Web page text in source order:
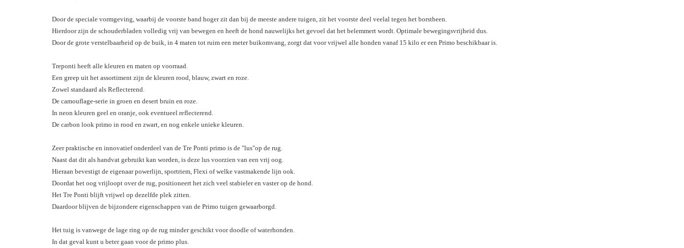
Door de speciale vormgeving, waarbij de voorste band hoger zit dan bij de meeste andere tuigen, zit het voorste deel veelal tegen het borstbeen.
Hierdoor zijn de schouderbladen volledig vrij van bewegen en heeft de hond nauwelijks het gevoel dat het belemmert wordt. Optimale bewegingsvrijheid dus.
Door de grote verstelbaarheid op de buik, in 4 maten tot ruim een meter buikomvang, zorgt dat voor vrijwel alle honden vanaf 15 kilo er een Primo beschikbaar is.
Treponti heeft alle kleuren en maten op voorraad.
Een greep uit het assortiment zijn de kleuren rood, blauw, zwart en roze.
Zowel standaard als Reflecterend.
De camouflage-serie in groen en desert bruin en roze.
In neon kleuren geel en oranje, ook eventueel reflecterend.
De carbon look primo in rood en zwart, en nog enkele unieke kleuren.
Zeer praktische en innovatief onderdeel van de Tre Ponti primo is de "lus"op de rug.
Naast dat dit als handvat gebruikt kan worden, is deze lus voorzien van een vrij oog.
Hieraan bevestigt de eigenaar powerlijn, sportriem, Flexi of welke vastmakende lijn ook.
Doordat het oog vrijloopt over de rug, positioneert het zich veel stabieler en vaster op de hond.
Het Tre Ponti blijft vrijwel op dezelfde plek zitten.
Daardoor blijven de bijzondere eigenschappen van de Primo tuigen gewaarborgd.
Het tuig is vanwege de lage ring op de rug minder geschikt voor doodle of waterhonden.
In dat geval kunt u beter gaan voor de primo plus.